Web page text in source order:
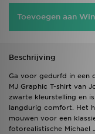
Toevoegen aan
Beschrijving
Ga voor gedurfd in een
MJ Graphic T-shirt van
zwarte kleurstelling en
langdurig comfort. Het
mouwen voor een
fotorealistische Michael